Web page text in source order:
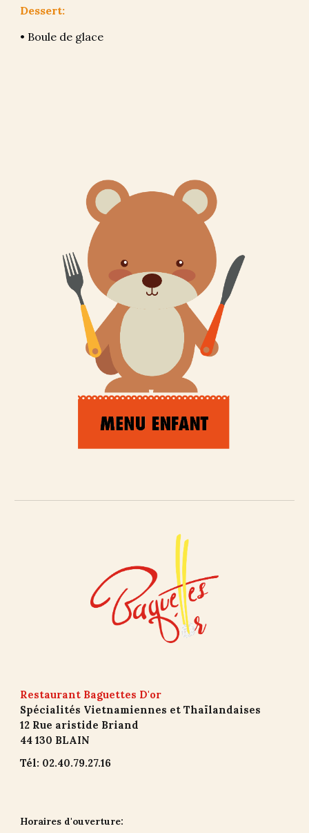
Dessert:
• Boule de glace
Restaurant Baguettes D'or
Spécialités Vietnamiennes et Thaïlandaises
12 Rue aristide Briand
44 130 BLAIN
Tél: 02.40.79.27.16
Horaires d'ouverture: